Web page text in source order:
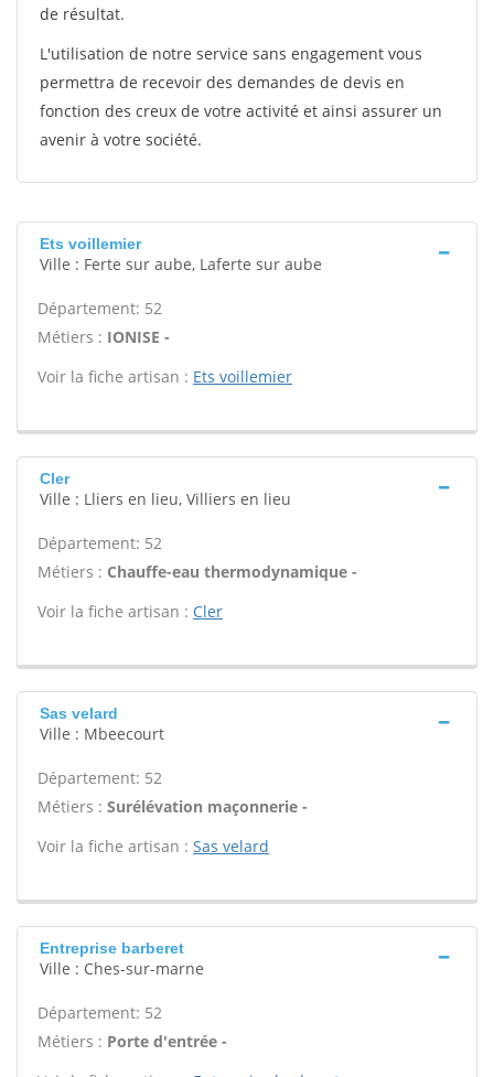
de résultat.
L'utilisation de notre service sans engagement vous
permettra de recevoir des demandes de devis en
fonction des creux de votre activité et ainsi assurer un
avenir à votre société.
Ets voillemier
Ville : Ferte sur aube, Laferte sur aube
Département: 52
Métiers : IONISE -
Voir la fiche artisan : Ets voillemier
Cler
Ville : Lliers en lieu, Villiers en lieu
Département: 52
Métiers : Chauffe-eau thermodynamique -
Voir la fiche artisan : Cler
Sas velard
Ville : Mbeecourt
Département: 52
Métiers : Surélévation maçonnerie -
Voir la fiche artisan : Sas velard
Entreprise barberet
Ville : Ches-sur-marne
Département: 52
Métiers : Porte d'entrée -